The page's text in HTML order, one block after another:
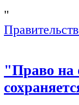
"
"Право на